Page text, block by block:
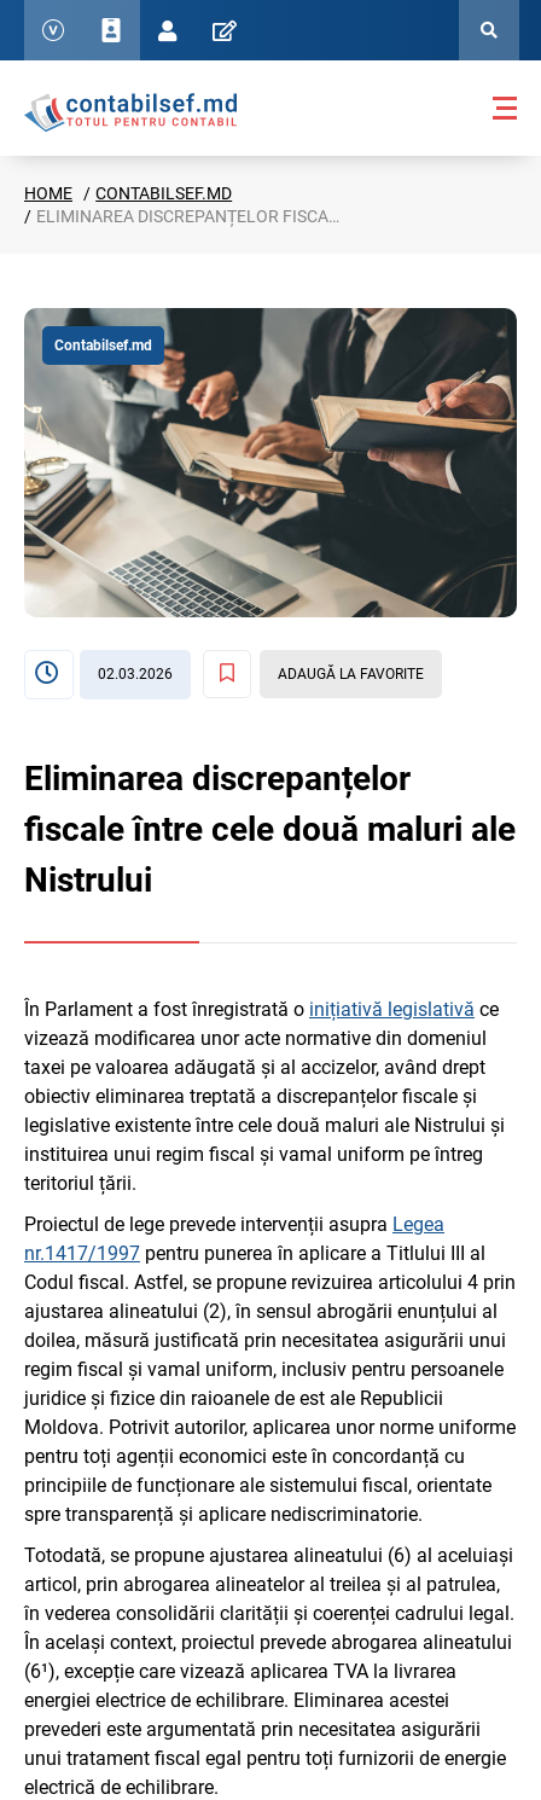
HOME
CONTABILSEF.MD
ELIMINAREA DISCREPANȚELOR FISCALE ÎNTRE CELE DOUĂ MALURI ALE NISTRULUI
Contabilsef.md
02.03.2026 ADAUGĂ LA FAVORITE
Eliminarea discrepanțelor
fiscale între cele două maluri ale
Nistrului
În Parlament a fost înregistrată o inițiativă legislativă ce
vizează modificarea unor acte normative din domeniul
taxei pe valoarea adăugată și al accizelor, având drept
obiectiv eliminarea treptată a discrepanțelor fiscale și
legislative existente între cele două maluri ale Nistrului și
instituirea unui regim fiscal și vamal uniform pe întreg
teritoriul țării.
Proiectul de lege prevede intervenții asupra Legea
nr.1417/1997 pentru punerea în aplicare a Titlului III al
Codul fiscal. Astfel, se propune revizuirea articolului 4 prin
ajustarea alineatului (2), în sensul abrogării enunțului al
doilea, măsură justificată prin necesitatea asigurării unui
regim fiscal și vamal uniform, inclusiv pentru persoanele
juridice și fizice din raioanele de est ale Republicii
Moldova. Potrivit autorilor, aplicarea unor norme uniforme
pentru toți agenții economici este în concordanță cu
principiile de funcționare ale sistemului fiscal, orientate
spre transparență și aplicare nediscriminatorie.
Totodată, se propune ajustarea alineatului (6) al aceluiași
articol, prin abrogarea alineatelor al treilea și al patrulea,
în vederea consolidării clarității și coerenței cadrului legal.
În același context, proiectul prevede abrogarea alineatului
(6¹), excepție care vizează aplicarea TVA la livrarea
energiei electrice de echilibrare. Eliminarea acestei
prevederi este argumentată prin necesitatea asigurării
unui tratament fiscal egal pentru toți furnizorii de energie
electrică de echilibrare.